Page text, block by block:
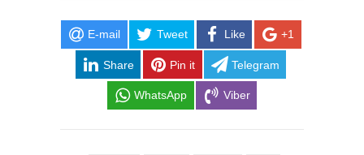
E-mail Tweet Like +1
Share Pin it Telegram
WhatsApp Viber